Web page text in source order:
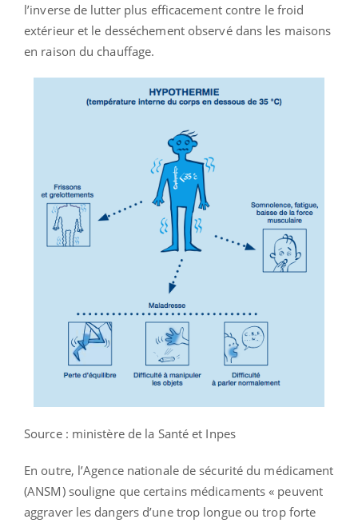
l’inverse de lutter plus efficacement contre le froid
extérieur et le desséchement observé dans les maisons
en raison du chauffage.
Source : ministère de la Santé et Inpes
En outre, l’Agence nationale de sécurité du médicament
(ANSM) souligne que certains médicaments « peuvent
aggraver les dangers d’une trop longue ou trop forte